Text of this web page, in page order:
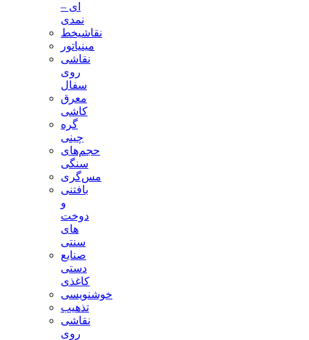
ای –
نمدی
نقاشیخط
مینیاتور
نقاشی
روی
سفال
معرق
کاشی
گره
چینی
حجم‌های
سنگی
مس‌گری
بافتنی‌
و
دوخت
های
سنتی
صنایع
دستی
کاغذی
خوشنویسی
تذهیب
نقاشی
روی